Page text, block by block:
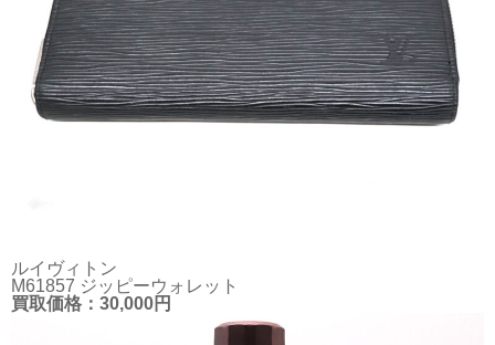
ルイヴィトン
M61857 ジッピーウォレット
買取価格：30,000円